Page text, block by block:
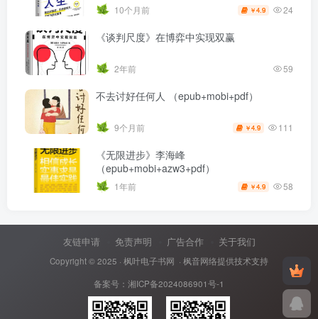
10个月前 ￥4.9 24
《谈判尺度》在博弈中实现双赢
2年前 59
不去讨好任何人 （epub+mobi+pdf）
9个月前 ￥4.9 111
《无限进步》李海峰
（epub+mobi+azw3+pdf）
1年前 ￥4.9 58
友链申请 免责声明 广告合作 关于我们
Copyright © 2025 · 枫叶电子书网 · 枫音网络提供技术支持
备案号： 湘ICP备2024086901号-1